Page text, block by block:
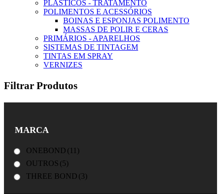
PLÁSTICOS - TRATAMENTO
POLIMENTOS E ACESSÓRIOS
BOINAS E ESPONJAS POLIMENTO
MASSAS DE POLIR E CERAS
PRIMÁRIOS - APARELHOS
SISTEMAS DE TINTAGEM
TINTAS EM SPRAY
VERNIZES
Filtrar Produtos
MARCA
ONEBOND (11)
OUTROS (5)
THREE BOND (3)